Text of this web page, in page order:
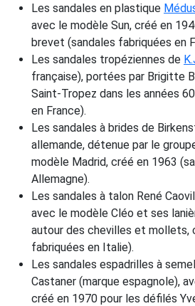
Les sandales en plastique
avec le modèle Sun, créé en
brevet (sandales fabriquées en
Les sandales tropéziennes de
française), portées par Brigitte
Saint-Tropez dans les années
en France).
Les sandales à brides de
allemande, détenue par le
modèle Madrid, créé en 1963
Allemagne).
Les sandales à talon René
avec le modèle Cléo et ses
autour des chevilles et mollets,
fabriquées en Italie).
Les sandales espadrilles à
Castaner (marque espagnole),
créé en 1970 pour les défilés